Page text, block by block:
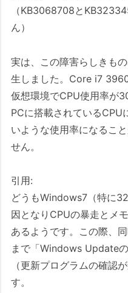
（KB3068708と
ん）
実は、この障害らしきも
生しました。Core i7
仮想環境でCPU使用率が
PCに搭載されているCPU
いような使用率になるこ
せん。
引用:
どうもWindows7（特に
因となりCPUの暴走とメ
あるようです。この際、
まで「Windows Update
（更新プログラムの確認
す。